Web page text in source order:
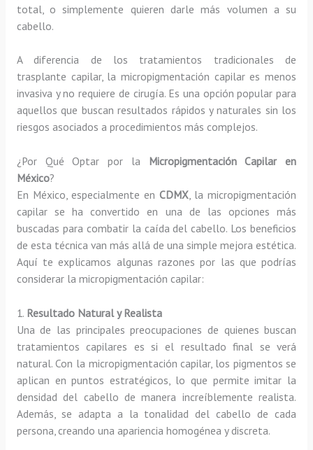
total, o simplemente quieren darle más volumen a su
cabello.
A diferencia de los tratamientos tradicionales de
trasplante capilar, la micropigmentación capilar es menos
invasiva y no requiere de cirugía. Es una opción popular para
aquellos que buscan resultados rápidos y naturales sin los
riesgos asociados a procedimientos más complejos.
¿Por Qué Optar por la Micropigmentación Capilar en
México?
En México, especialmente enCDMX, la micropigmentación
capilar se ha convertido en una de las opciones más
buscadas para combatir la caída del cabello. Los beneficios
de esta técnica van más allá de una simple mejora estética.
Aquí te explicamos algunas razones por las que podrías
considerar la micropigmentación capilar:
1. Resultado Natural y Realista
Una de las principales preocupaciones de quienes buscan
tratamientos capilares es si el resultado final se verá
natural. Con la micropigmentación capilar, los pigmentos se
aplican en puntos estratégicos, lo que permite imitar la
densidad del cabello de manera increíblemente realista.
Además, se adapta a la tonalidad del cabello de cada
persona, creando una apariencia homogénea y discreta.